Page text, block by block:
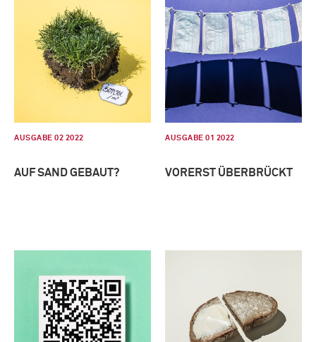
AUSGABE 02 2022
AUF SAND GEBAUT?
AUSGABE 01 2022
VORERST ÜBERBRÜCKT